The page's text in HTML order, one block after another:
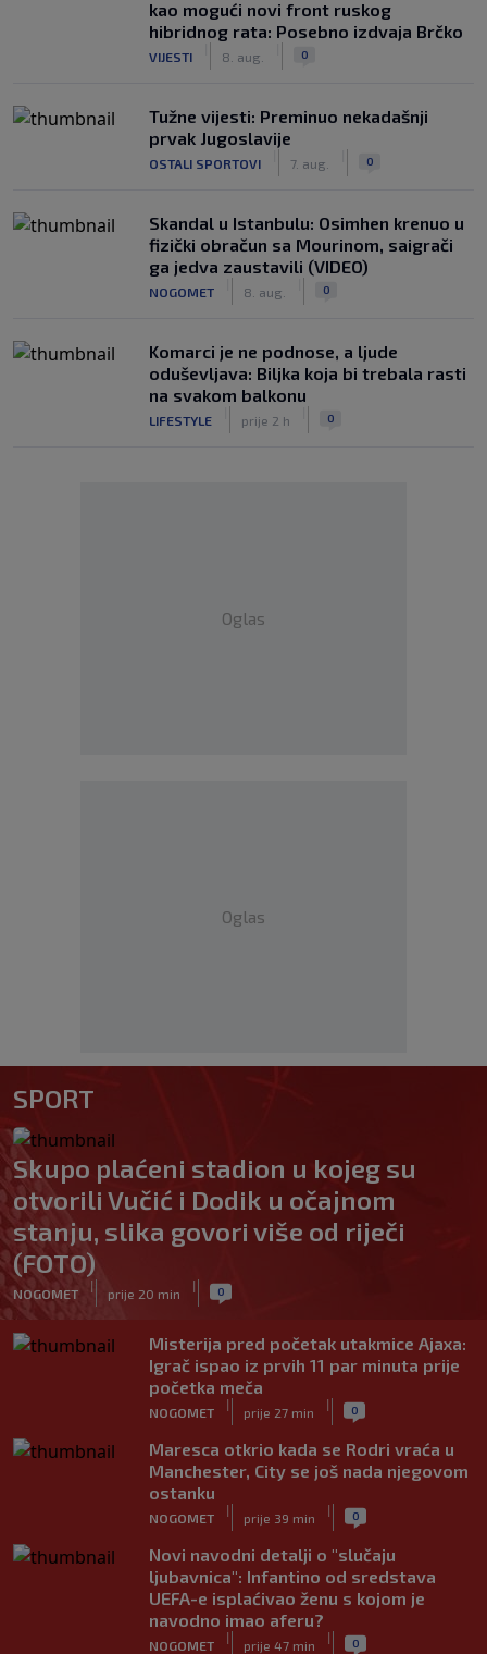
kao mogući novi front ruskog
hibridnog rata: Posebno izdvaja Brčko
VIJESTI 8. aug. 0
Tužne vijesti: Preminuo nekadašnji
prvak Jugoslavije
OSTALI SPORTOVI 7. aug. 0
Skandal u Istanbulu: Osimhen krenuo u
fizički obračun sa Mourinom, saigrači
ga jedva zaustavili (VIDEO)
NOGOMET 8. aug. 0
Komarci je ne podnose, a ljude
oduševljava: Biljka koja bi trebala rasti
na svakom balkonu
LIFESTYLE prije 2 h 0
Oglas
Oglas
SPORT
Skupo plaćeni stadion u kojeg su
otvorili Vučić i Dodik u očajnom
stanju, slika govori više od riječi
(FOTO)
NOGOMET
|
prije 20 min
| 0
Misterija pred početak utakmice Ajaxa:
Igrač ispao iz prvih 11 par minuta prije
početka meča
NOGOMET
|
prije 27 min
| 0
Maresca otkrio kada se Rodri vraća u
Manchester, City se još nada njegovom
ostanku
NOGOMET
|
prije 39 min
| 0
Novi navodni detalji o "slučaju
ljubavnica": Infantino od sredstava
UEFA-e isplaćivao ženu s kojom je
navodno imao aferu?
NOGOMET
|
prije 47 min
| 0